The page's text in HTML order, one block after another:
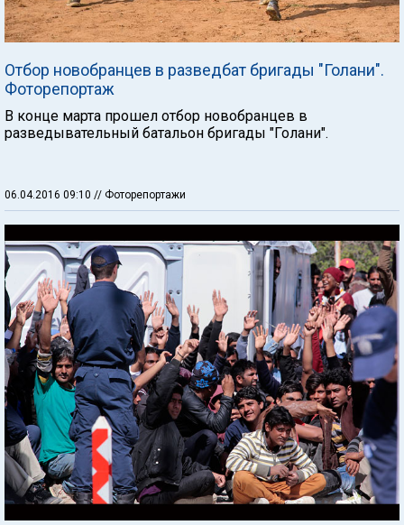
Отбор новобранцев в разведбат бригады "Голани".
Фоторепортаж
В конце марта прошел отбор новобранцев в
разведывательный батальон бригады "Голани".
06.04.2016 09:10 // Фоторепортажи